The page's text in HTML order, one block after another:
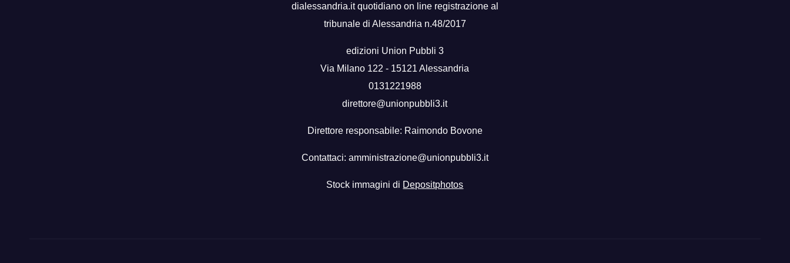
dialessandria.it quotidiano on line registrazione al
tribunale di Alessandria n.48/2017
edizioni Union Pubbli 3
Via Milano 122 - 15121 Alessandria
0131221988
direttore@unionpubbli3.it
Direttore responsabile: Raimondo Bovone
Contattaci: amministrazione@unionpubbli3.it
Stock immagini di Depositphotos